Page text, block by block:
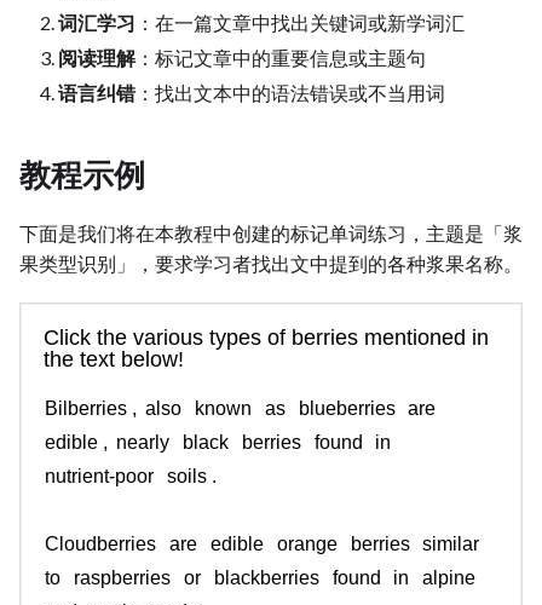
词汇学习 ：在一篇文章中找出关键词或新学词汇
阅读理解：标记文章中的重要信息或主题句
语言纠错：找出文本中的语法错误或不当用词
教程示例
下面是我们将在本教程中创建的标记单词练习，主题是「浆
果类型识别」，要求学习者找出文中提到的各种浆果名称。